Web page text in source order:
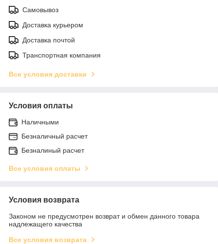
Самовывоз
Доставка курьером
Доставка почтой
Транспортная компания
Все условия доставки
Условия оплаты
Наличными
Безналичный расчет
Безналиный расчет
Все условия оплаты
Условия возврата
Законом не предусмотрен возврат и обмен данного товара
надлежащего качества
Все условия возврата